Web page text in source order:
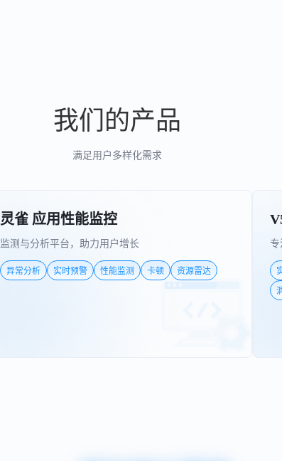
我们的产品
满足用户多样化需求
灵雀 应用性能监控
监测与分析平台，助力用户增长
异常分析 实时预警 性能监测 卡顿 资源雷达
专